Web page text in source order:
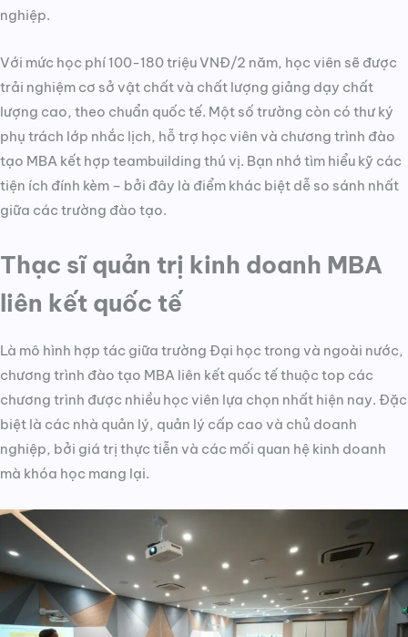
nghiệp.
Với mức học phí 100-180 triệu VNĐ/2 năm, học viên sẽ được
trải nghiệm cơ sở vật chất và chất lượng giảng dạy chất
lượng cao, theo chuẩn quốc tế. Một số trường còn có thư ký
phụ trách lớp nhắc lịch, hỗ trợ học viên và chương trình đào
tạo MBA kết hợp teambuilding thú vị. Bạn nhớ tìm hiểu kỹ các
tiện ích đính kèm – bởi đây là điểm khác biệt dễ so sánh nhất
giữa các trường đào tạo.
Thạc sĩ quản trị kinh doanh MBA
liên kết quốc tế
Là mô hình hợp tác giữa trường Đại học trong và ngoài nước,
chương trình đào tạo MBA liên kết quốc tế thuộc top các
chương trình được nhiều học viên lựa chọn nhất hiện nay. Đặc
biệt là các nhà quản lý, quản lý cấp cao và chủ doanh
nghiệp, bởi giá trị thực tiễn và các mối quan hệ kinh doanh
mà khóa học mang lại.